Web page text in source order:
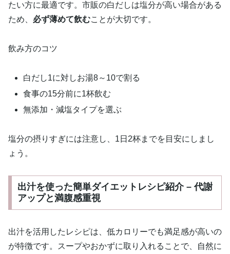
たい方に最適です。市販の白だしは塩分が高い場合がある
ため、 必ず薄めて飲むことが大切です。
飲み方のコツ
白だし1に対しお湯8～10で割る
食事の15分前に1杯飲む
無添加・減塩タイプを選ぶ
塩分の摂りすぎには注意し、1日2杯までを目安にしまし
ょう。
出汁を使った簡単ダイエットレシピ紹介 – 代謝
アップと満腹感重視
出汁を活用したレシピは、低カロリーでも満足感が高いの
が特徴です。スープやおかずに取り入れることで、自然に